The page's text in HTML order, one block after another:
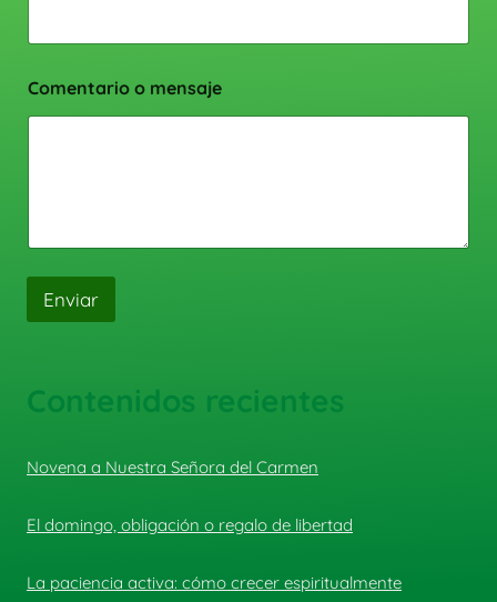
Comentario o mensaje
Enviar
Contenidos recientes
Novena a Nuestra Señora del Carmen
El domingo, obligación o regalo de libertad
La paciencia activa: cómo crecer espiritualmente